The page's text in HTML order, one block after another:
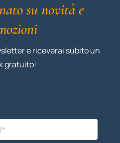
su novità e
e riceverai subito un
gratuito!